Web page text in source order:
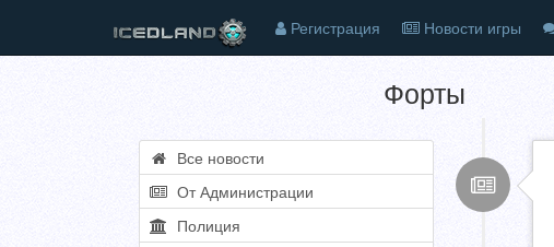
Регистрация Новости игры
Форты
Все новости
От Администрации
Полиция